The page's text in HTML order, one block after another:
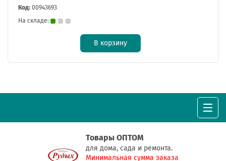
Код: 00943693
На складе:
В корзину
Товары ОПТОМ
для дома, сада и ремонта.
Минимальная сумма заказа